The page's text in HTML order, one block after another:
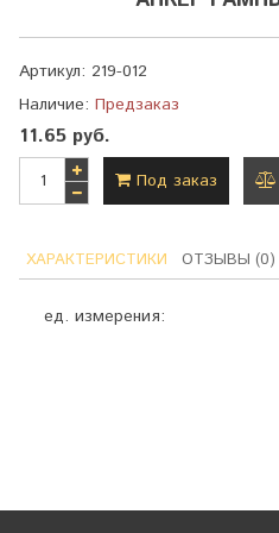
Артикул: 219-012
Наличие: Предзаказ
11.65 руб.
Под заказ
ХАРАКТЕРИСТИКИ ОТЗЫВЫ (0)
ед. измерения: